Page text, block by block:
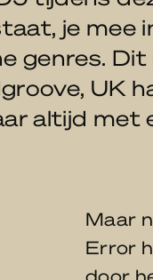
je mee
genres.
UK
altijd met
Maar
Error